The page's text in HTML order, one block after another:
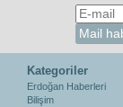
Kategoriler
Erdoğan Haberleri
Bilişim